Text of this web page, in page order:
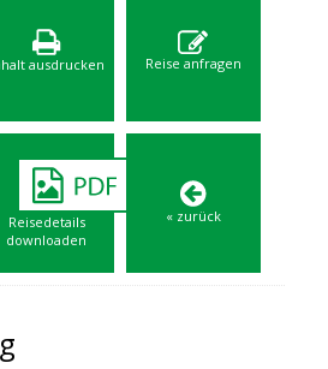
ausdrucken Reise anfragen
Reisedetails
downloaden
« zurück